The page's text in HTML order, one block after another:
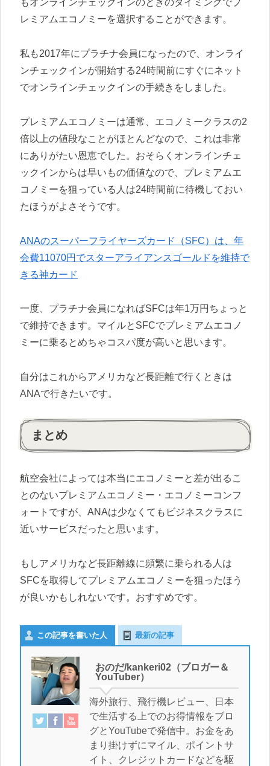
もオンラインチェックインのときのタイミングでプ
レミアムエコノミーを選択することができます。
私も2017年にプラチナ会員になったので、オンライ
ンチェックインが開始する24時間前にすぐにネット
でオンラインチェックインの手続きをしました。
プレミアムエコノミーは通常、エコノミークラスの2
倍以上の値段なことがほとんどなので、これは非常
にありがたい恩恵でした。おそらくオンラインチェ
ックインからは早いもの価値なので、プレミアムエ
コノミーを狙っている人は24時間前に待機しておい
たほうがよさそうです。
ANAのスーパーフライヤーズカード（SFC）は、年
会費11070円でスターアライアンスゴールドを維持で
きる神カード
一度、プラチナ会員になればSFCは年1万円ちょっと
で維持できます。マイルとSFCでプレミアムエコノ
ミーに乗るとめちゃコスパ度が高いと思います。
自分はこれからアメリカなど長距離で行くときは
ANAで行きたいです。
まとめ
航空会社によっては本当にエコノミーと差が出るこ
とのないプレミアムエコノミー・エコノミーコンフ
ォートですが、ANAは少なくてもビジネスクラスに
近いサービスだったと思います。
もしアメリカなど長距離線に頻繁に乗られる人は
SFCを取得してプレミアムエコノミーを狙ったほう
が良いかもしれないです。おすすめです。
この記事を書いた人 最新の記事
おのだ/kankeri02（ブロガー＆
YouTuber）
海外旅行、飛行機レビュー、日本
で生活する上でのお得情報をブロ
グとYouTubeで発信中。お金をあ
まり掛けずにマイル、ポイントサ
イト、クレジットカードなどを駆